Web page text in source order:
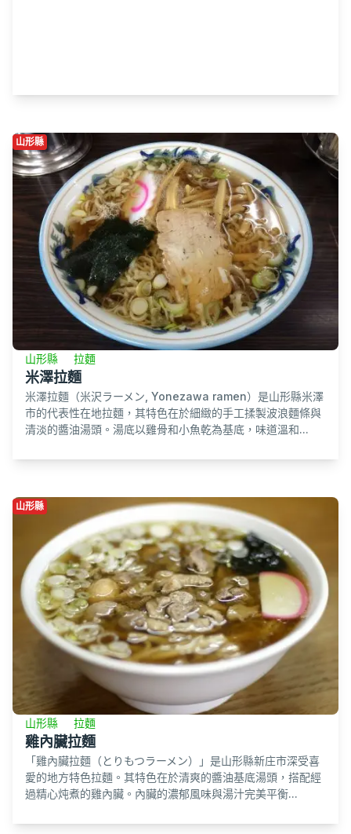
山形縣
山形縣 拉麵
米澤拉麵
米澤拉麵（米沢ラーメン, Yonezawa ramen）是山形縣米澤
市的代表性在地拉麵，其特色在於細緻的手工揉製波浪麵條與
清淡的醬油湯頭。湯底以雞骨和小魚乾為基底，味道溫和...
山形縣
山形縣 拉麵
雞內臟拉麵
「雞內臟拉麵（とりもつラーメン）」是山形縣新庄市深受喜
愛的地方特色拉麵。其特色在於清爽的醬油基底湯頭，搭配經
過精心炖煮的雞內臟。內臟的濃郁風味與湯汁完美平衡...